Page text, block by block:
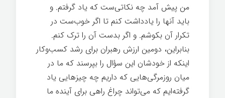
من پیش آمد چه نکاتی‌ست که یاد گرفتم. و
باید آنها را یادداشت کنم تا اگر خوب‌ست در
تکرار آن بکوشم. و اگر بدست آن را ترک کنم.
بنابراین، دومین ارزش رهبران برای رشد کسب‌وکار
اینکه از خودشان این سؤال را بپرسند که ما در
میان روزمرگی‌هایی که داریم چه چیزهایی یاد
گرفته‌ایم که می‌تواند چراغ راهی برای آینده ما